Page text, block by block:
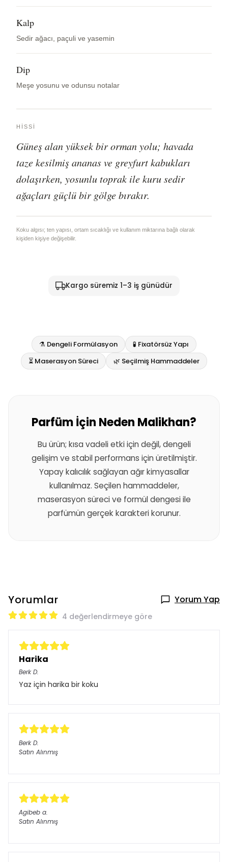
Kalp
Sedir ağacı, paçuli ve yasemin
Dip
Meşe yosunu ve odunsu notalar
HISSI
Güneş alan yüksek bir orman yolu; havada
taze kesilmiş ananas ve greyfurt kabukları
dolaşırken, yosunlu toprak ile kuru sedir
ağaçları güçlü bir gölge bırakır.
Koku algısı; ten yapısı, ortam sıcaklığı ve kullanım miktarına bağlı olarak
kişiden kişiye değişebilir.
Kargo süremiz 1–3 iş günüdür
⚗️ Dengeli Formülasyon
🧪 Fixatörsüz Yapı
⏳ Maserasyon Süreci
🌿 Seçilmiş Hammaddeler
Parfüm İçin Neden Malikhan?
Bu ürün; kısa vadeli etki için değil, dengeli
gelişim ve stabil performans için üretilmiştir.
Yapay kalıcılık sağlayan ağır kimyasallar
kullanılmaz. Seçilen hammaddeler,
maserasyon süreci ve formül dengesi ile
parfümün gerçek karakteri korunur.
Yorumlar Yorum Yap
4 değerlendirmeye göre
Harika
Berk D.
Yaz için harika bir koku
Berk D.
Satın Alınmış
Agibeb a.
Satın Alınmış